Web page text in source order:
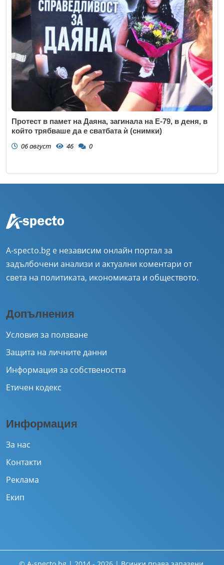
Протест в памет на Даяна, загинала на Е-79, в деня, в
който трябваше да е сватбата ѝ (снимки)
06 август 46 0
A-specto.bg е независим онлайн портал за
задълбочени анализи и актуални коментари от
света на политиката, икономиката и обществото.
Допълнения
Условия за ползване
Защита на личните данни
Информация за собствеността
Етичен кодекс
Информация
За нас
Контакти
Реклама
Екип